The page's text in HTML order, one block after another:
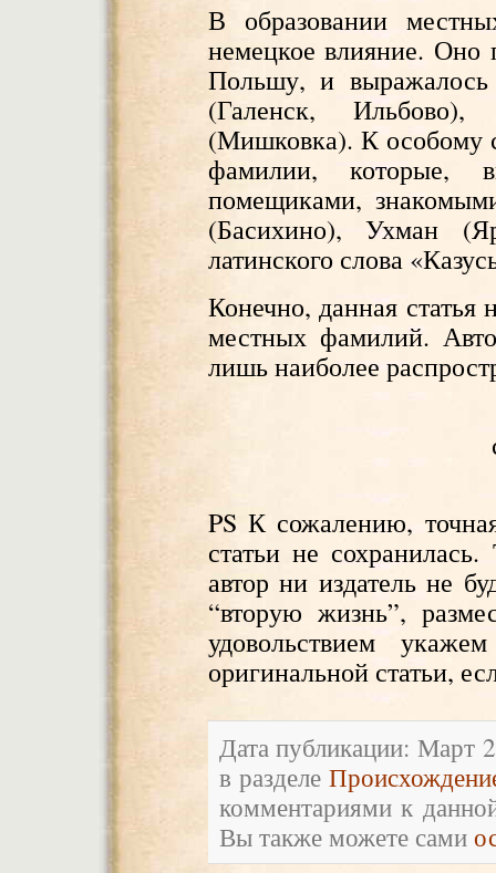
В образовании
немецкое влияние. Оно
Польшу, и
(Галенск,
(Мишковка). К особому
фамилии, которые,
помещиками,
(Басихино), Ухман
латинского слова
Конечно, данная статья
местных фамилий.
лишь наиболее
PS К сожалению,
статьи не
автор ни издатель не
“вторую жизнь”,
удовольствием
оригинальной статьи,
Дата публикации: Март
в разделе
комментариями к
Вы также можете сами